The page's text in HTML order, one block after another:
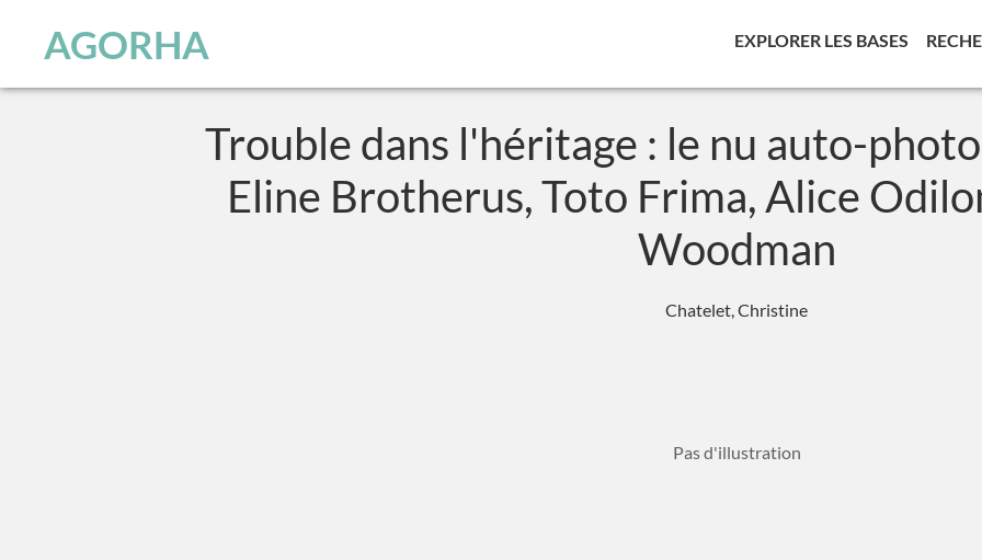
AGORHA EXPLORER LES BASES
Trouble dans l'héritage : le nu auto-
Eline Brotherus, Toto Frima, Alice
Woodman
Chatelet, Christine
Pas d'illustration